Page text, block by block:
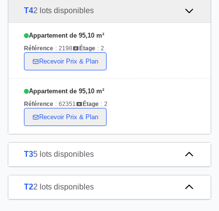
T42 lots disponibles
Appartement de 95,10 m²
Référence : 2198 Étage : 2
Recevoir Prix & Plan
Appartement de 95,10 m²
Référence : 62351 Étage : 2
Recevoir Prix & Plan
T35 lots disponibles
T22 lots disponibles